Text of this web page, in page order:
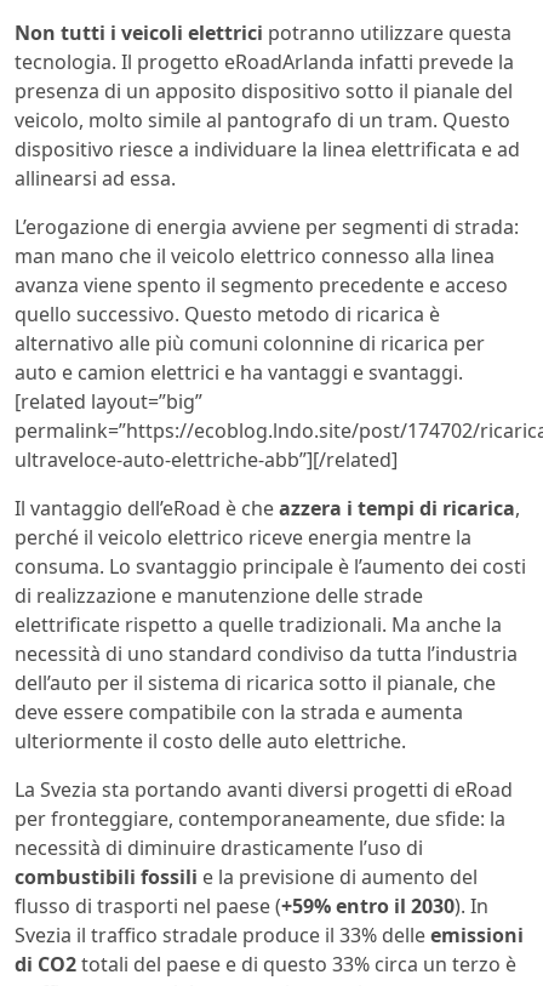
Non tutti i veicoli elettrici potranno utilizzare questa
tecnologia. Il progetto eRoadArlanda infatti prevede la
presenza di un apposito dispositivo sotto il pianale del
veicolo, molto simile al pantografo di un tram. Questo
dispositivo riesce a individuare la linea elettrificata e ad
allinearsi ad essa.
L’erogazione di energia avviene per segmenti di strada:
man mano che il veicolo elettrico connesso alla linea
avanza viene spento il segmento precedente e acceso
quello successivo. Questo metodo di ricarica è
alternativo alle più comuni colonnine di ricarica per
auto e camion elettrici e ha vantaggi e svantaggi.
[related layout=”big”
permalink=”https://ecoblog.lndo.site/post/174702/
ultraveloce-auto-elettriche-abb”][/related]
Il vantaggio dell’eRoad è cheazzera i tempi di ricarica,
perché il veicolo elettrico riceve energia mentre la
consuma. Lo svantaggio principale è l’aumento dei costi
di realizzazione e manutenzione delle strade
elettrificate rispetto a quelle tradizionali. Ma anche la
necessità di uno standard condiviso da tutta l’industria
dell’auto per il sistema di ricarica sotto il pianale, che
deve essere compatibile con la strada e aumenta
ulteriormente il costo delle auto elettriche.
La Svezia sta portando avanti diversi progetti di eRoad
per fronteggiare, contemporaneamente, due sfide: la
necessità di diminuire drasticamente l’uso di
combustibili fossili e la previsione di aumento del
flusso di trasporti nel paese (+59% entro il 2030). In
Svezia il traffico stradale produce il 33% delleemissioni
di CO2totali del paese e di questo 33% circa un terzo è